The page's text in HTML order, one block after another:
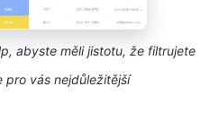
abyste měli jistotu, že filtrujete
pro vás nejdůležitější